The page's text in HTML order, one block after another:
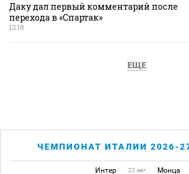
Даку дал первый комментарий после
перехода в «Спартак»
12:18
ЕЩЕ
ЧЕМПИОНАТ ИТАЛИИ 2026-
Интер 22 авг Монца